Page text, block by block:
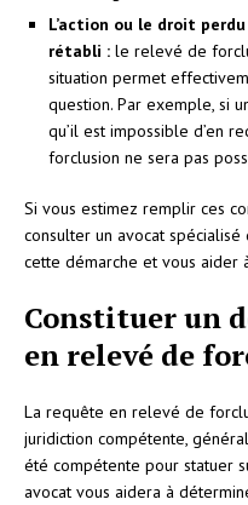
L’action ou le droit
rétabli : le relevé de
situation permet
question. Par exemple, si
qu’il est impossible d’en
forclusion ne sera pas
Si vous estimez remplir ces
consulter un avocat
cette démarche et vous aider
Constituer un
en relevé de
La requête en relevé de
juridiction compétente,
été compétente pour statuer
avocat vous aidera à